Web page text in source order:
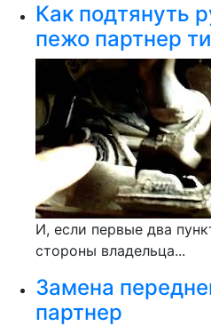
Как подтянуть
пежо партнер
И, если первые два
стороны владельца...
Замена
партнер